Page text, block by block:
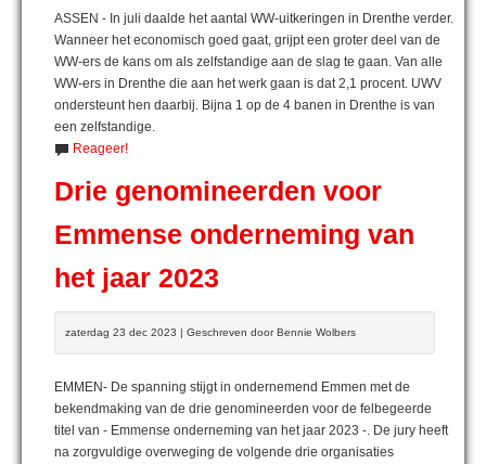
ASSEN - In juli daalde het aantal WW-uitkeringen in Drenthe verder.
Wanneer het economisch goed gaat, grijpt een groter deel van de
WW-ers de kans om als zelfstandige aan de slag te gaan. Van alle
WW-ers in Drenthe die aan het werk gaan is dat 2,1 procent. UWV
ondersteunt hen daarbij. Bijna 1 op de 4 banen in Drenthe is van
een zelfstandige.
Reageer!
Drie genomineerden voor
Emmense onderneming van
het jaar 2023
zaterdag 23 dec 2023 | Geschreven door Bennie Wolbers
EMMEN- De spanning stijgt in ondernemend Emmen met de
bekendmaking van de drie genomineerden voor de felbegeerde
titel van - Emmense onderneming van het jaar 2023 -. De jury heeft
na zorgvuldige overweging de volgende drie organisaties